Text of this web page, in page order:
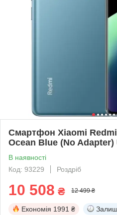
Смартфон Xiaomi
Ocean Blue (No Adapter)
В наявності
Код: 93229
Роздріб
10 508 ₴ 12 499 ₴
Економія 1991 ₴